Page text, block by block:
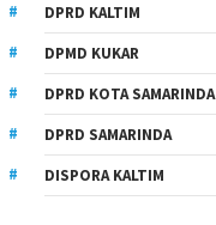
DPRD KALTIM
DPMD KUKAR
DPRD KOTA SAMARINDA
DPRD SAMARINDA
DISPORA KALTIM